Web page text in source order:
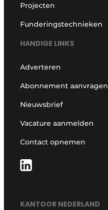
Projecten
Funderingstechnieken
HANDIGE LINKS
Adverteren
Abonnement aanvragen
Nieuwsbrief
Vacature aanmelden
Contact opnemen
KANTOOR NEDERLAND